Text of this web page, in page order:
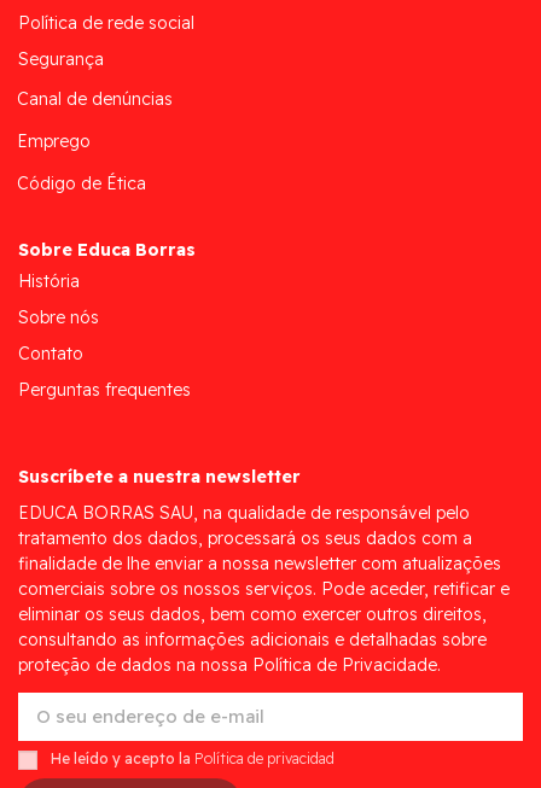
Política de rede social
Segurança
Canal de denúncias
Emprego
Código de Ética
Sobre Educa Borras
História
Sobre nós
Contato
Perguntas frequentes
Suscríbete a nuestra newsletter
EDUCA BORRAS SAU, na qualidade de responsável pelo
tratamento dos dados, processará os seus dados com a
finalidade de lhe enviar a nossa newsletter com atualizações
comerciais sobre os nossos serviços. Pode aceder, retificar e
eliminar os seus dados, bem como exercer outros direitos,
consultando as informações adicionais e detalhadas sobre
proteção de dados na nossa Política de Privacidade.
He leído y acepto la Política de privacidad